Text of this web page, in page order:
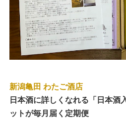
新潟亀田 わたご酒店
日本酒に詳しくなれる「日本酒
ットが毎月届く定期便